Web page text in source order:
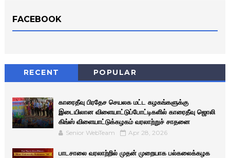
FACEBOOK
RECENT POPULAR
காரைதீவு பிரதேச செயலக மட்ட கழகங்களுக்கு
இடையிலான விளையாட்டுப்போட்டிகளில் காரைதீவு ஜொலி
கிங்ஸ் விளையாட்டுக்கழகம் வரலாற்றுச் சாதனை
Senior WebTeam Apr 28, 2026
பாடசாலை வரலாற்றில் முதன் முறையாக பல்கலைக்கழக